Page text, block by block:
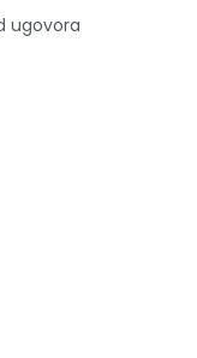
ugovora